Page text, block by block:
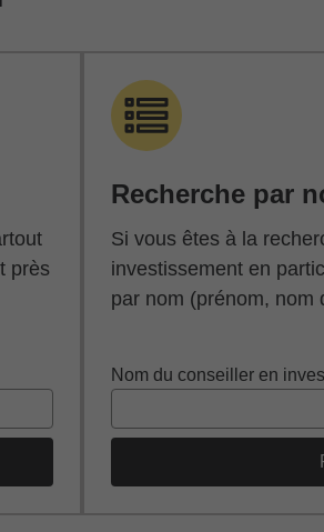
près
Recherche par
Si vous êtes à la
investissement en
par nom (prénom, nom
Nom du conseiller en